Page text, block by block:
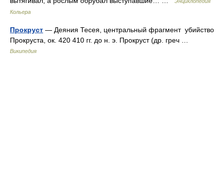
Кольера
Прокруст — Деяния Тесея, центральный фрагмент убийство
Прокруста, ок. 420 410 гг. до н. э. Прокруст (др. греч …
Википедия